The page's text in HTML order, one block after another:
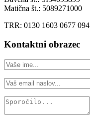
Matična št.: 5089271000
TRR: 0130 1603 0677 094
Kontaktni obrazec